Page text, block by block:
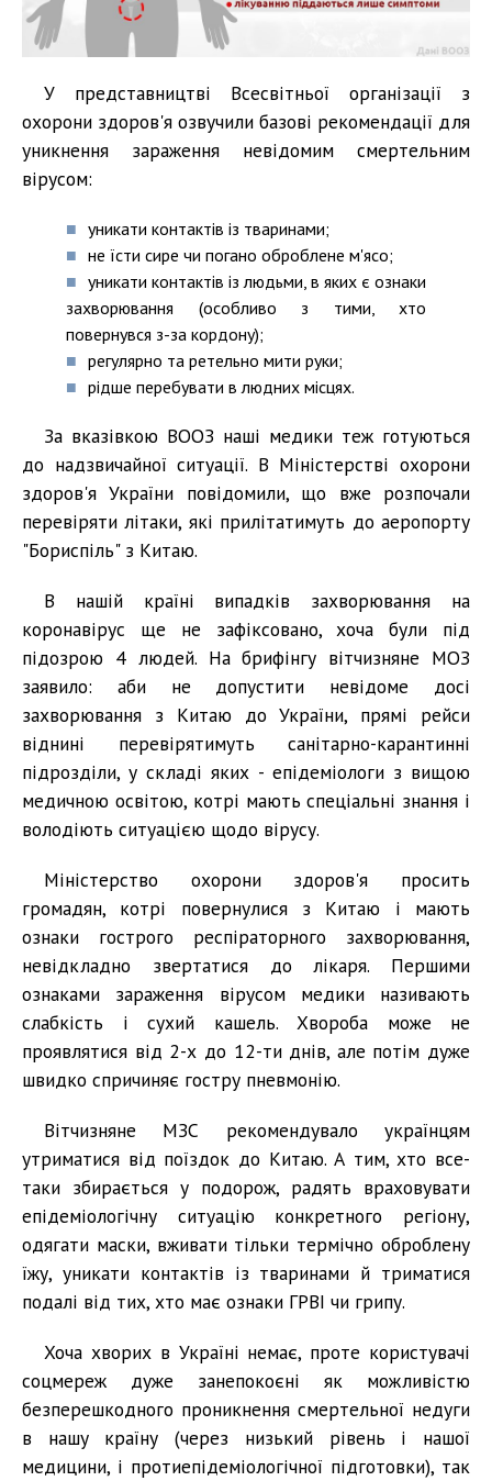
У представництві Всесвітньої організації з
охорони здоров'я озвучили базові рекомендації для
уникнення зараження невідомим смертельним
вірусом:
уникати контактів із тваринами;
не їсти сире чи погано оброблене м'ясо;
уникати контактів із людьми, в яких є ознаки
захворювання (особливо з тими, хто
повернувся з-за кордону);
регулярно та ретельно мити руки;
рідше перебувати в людних місцях.
За вказівкою ВООЗ наші медики теж готуються
до надзвичайної ситуації. В Міністерстві охорони
здоров'я України повідомили, що вже розпочали
перевіряти літаки, які прилітатимуть до аеропорту
"Бориспіль" з Китаю.
В нашій країні випадків захворювання на
коронавірус ще не зафіксовано, хоча були під
підозрою 4 людей. На брифінгу вітчизняне МОЗ
заявило: аби не допустити невідоме досі
захворювання з Китаю до України, прямі рейси
віднині перевірятимуть санітарно-карантинні
підрозділи, у складі яких - епідеміологи з вищою
медичною освітою, котрі мають спеціальні знання і
володіють ситуацією щодо вірусу.
Міністерство охорони здоров'я просить
громадян, котрі повернулися з Китаю і мають
ознаки гострого респіраторного захворювання,
невідкладно звертатися до лікаря. Першими
ознаками зараження вірусом медики називають
слабкість і сухий кашель. Хвороба може не
проявлятися від 2-х до 12-ти днів, але потім дуже
швидко спричиняє гостру пневмонію.
Вітчизняне МЗС рекомендувало українцям
утриматися від поїздок до Китаю. А тим, хто все-
таки збирається у подорож, радять враховувати
епідеміологічну ситуацію конкретного регіону,
одягати маски, вживати тільки термічно оброблену
їжу, уникати контактів із тваринами й триматися
подалі від тих, хто має ознаки ГРВІ чи грипу.
Хоча хворих в Україні немає, проте користувачі
соцмереж дуже занепокоєні як можливістю
безперешкодного проникнення смертельної недуги
в нашу країну (через низький рівень і нашої
медицини, і протиепідеміологічної підготовки), так